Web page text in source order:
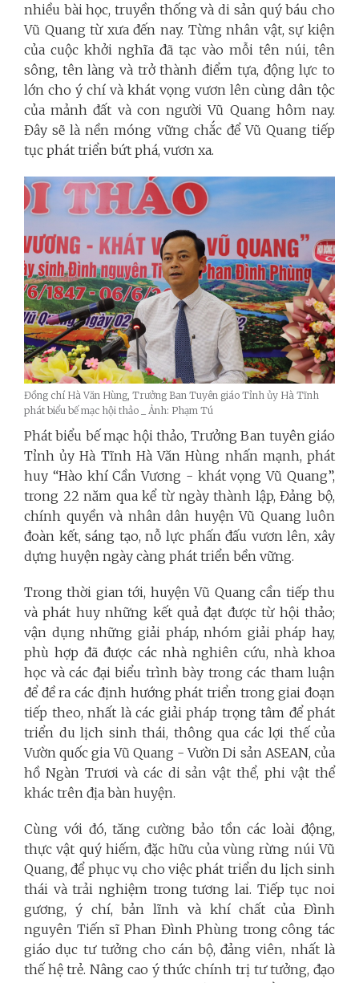
nhiều bài học, truyền thống và di sản quý báu cho
Vũ Quang từ xưa đến nay. Từng nhân vật, sự kiện
của cuộc khởi nghĩa đã tạc vào mỗi tên núi, tên
sông, tên làng và trở thành điểm tựa, động lực to
lớn cho ý chí và khát vọng vươn lên cùng dân tộc
của mảnh đất và con người Vũ Quang hôm nay.
Đây sẽ là nền móng vững chắc để Vũ Quang tiếp
tục phát triển bứt phá, vươn xa.
Đồng chí Hà Văn Hùng, Trưởng Ban Tuyên giáo Tỉnh ủy Hà Tĩnh
phát biểu bế mạc hội thảo _ Ảnh: Phạm Tú
Phát biểu bế mạc hội thảo, Trưởng Ban tuyên giáo
Tỉnh ủy Hà Tĩnh Hà Văn Hùng nhấn mạnh, phát
huy “Hào khí Cần Vương - khát vọng Vũ Quang”,
trong 22 năm qua kể từ ngày thành lập, Đảng bộ,
chính quyền và nhân dân huyện Vũ Quang luôn
đoàn kết, sáng tạo, nỗ lực phấn đấu vươn lên, xây
dựng huyện ngày càng phát triển bền vững.
Trong thời gian tới, huyện Vũ Quang cần tiếp thu
và phát huy những kết quả đạt được từ hội thảo;
vận dụng những giải pháp, nhóm giải pháp hay,
phù hợp đã được các nhà nghiên cứu, nhà khoa
học và các đại biểu trình bày trong các tham luận
để đề ra các định hướng phát triển trong giai đoạn
tiếp theo, nhất là các giải pháp trọng tâm để phát
triển du lịch sinh thái, thông qua các lợi thế của
Vườn quốc gia Vũ Quang - Vườn Di sản ASEAN, của
hồ Ngàn Trươi và các di sản vật thể, phi vật thể
khác trên địa bàn huyện.
Cùng với đó, tăng cường bảo tồn các loài động,
thực vật quý hiếm, đặc hữu của vùng rừng núi Vũ
Quang, để phục vụ cho việc phát triển du lịch sinh
thái và trải nghiệm trong tương lai. Tiếp tục noi
gương, ý chí, bản lĩnh và khí chất của Đình
nguyên Tiến sĩ Phan Đình Phùng trong công tác
giáo dục tư tưởng cho cán bộ, đảng viên, nhất là
thế hệ trẻ. Nâng cao ý thức chính trị tư tưởng, đạo